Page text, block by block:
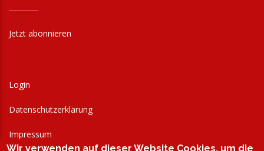
Jetzt abonnieren
Login
Datenschutzerklärung
Impressum
Wir verwenden auf dieser Website Cookies, um die